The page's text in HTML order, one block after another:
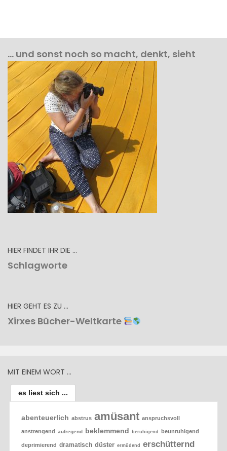
… und sonst noch so macht, denkt, sieht
HIER FINDET IHR DIE …
Schlagworte
HIER GEHT ES ZU …
Xirxes Bücher-Weltkarte
MIT EINEM WORT …
es liest sich ...
abenteuerlich abstrus amüsant anspruchsvoll
anstrengend aufregend beklemmend beruhigend beunruhigend
deprimierend dramatisch düster ermüdend erschütternd